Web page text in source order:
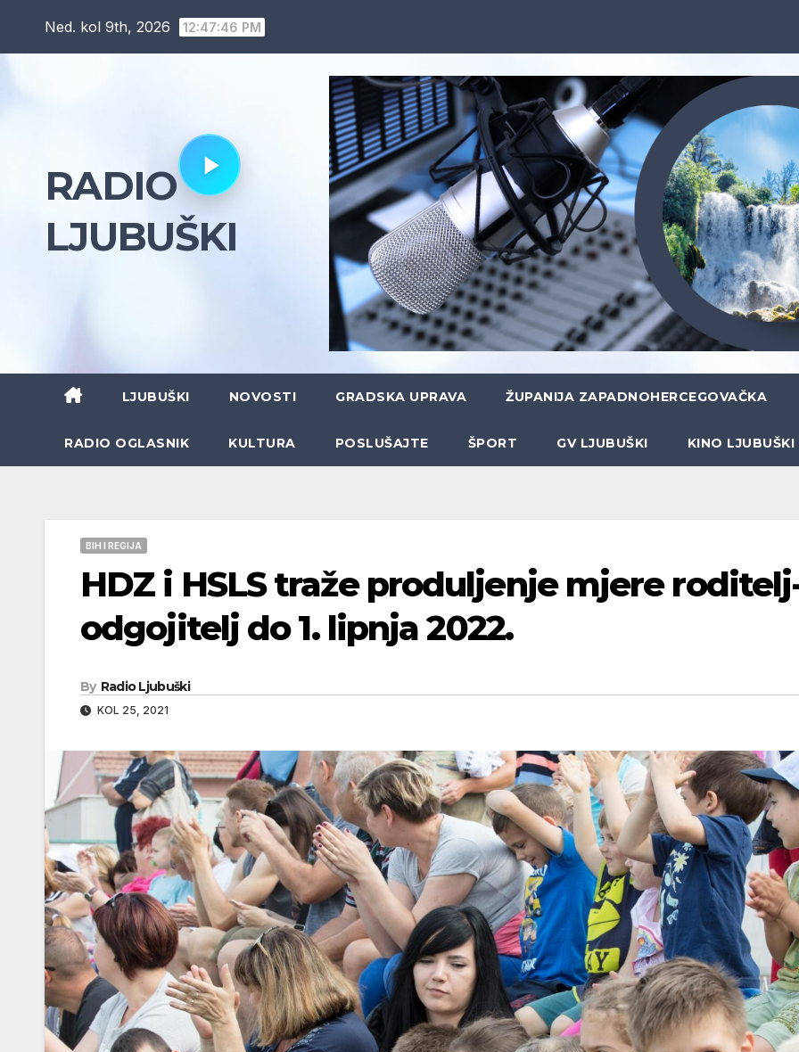
Ned. kol 9th, 2026 12:47:48 PM
RADIO
LJUBUŠKI
LJUBUŠKI NOVOSTI GRADSKA UPRAVA ŽUPANIJA ZAPADNOHERCEGOVAČKA
RADIO OGLASNIK KULTURA POSLUŠAJTE ŠPORT GV LJUBUŠKI KINO LJUBUŠKI
BIH I REGIJA
HDZ i HSLS traže produljenje mjere
odgojitelj do 1. lipnja 2022.
By Radio Ljubuški
KOL 25, 2021